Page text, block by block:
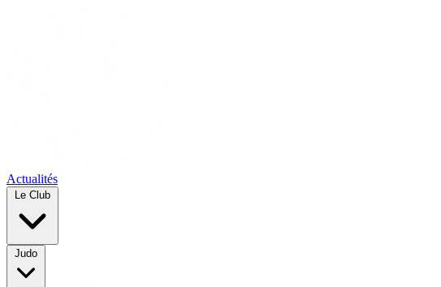
Actualités
Le Club
Judo